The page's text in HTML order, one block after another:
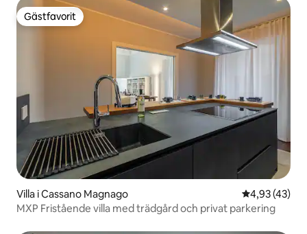
Gästfavorit
Gästfavorit
Villa i Cassano Magnago 4,93 av 5 i
4,93 (43)
MXP Fristående villa med trädgård och privat parkering